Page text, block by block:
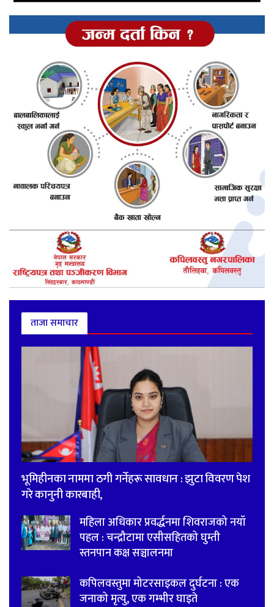
ताजा समाचार
भूमिहीनका नाममा ठगी गर्नेहरू सावधान : झुटा विवरण पेश
गरे कानुनी कारबाही,
महिला अधिकार प्रवर्द्धनमा शिवराजको नयाँ
पहल : चन्द्रौटामा एसीसहितको घुम्ती
स्तनपान कक्ष सञ्चालनमा
कपिलवस्तुमा मोटरसाइकल दुर्घटना : एक
जनाको मृत्यु, एक गम्भीर घाइते